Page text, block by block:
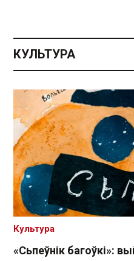
КУЛЬТУРА
«Сьпеўнік багоўкі»:
Культура